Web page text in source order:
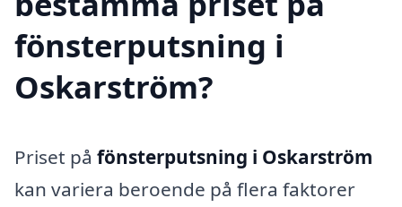
fönsterputsning i
Oskarström?
Priset på fönsterputsning i Oskarström
kan variera beroende på flera faktorer